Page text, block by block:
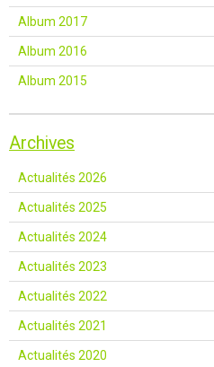
Album 2017
Album 2016
Album 2015
Archives
Actualités 2026
Actualités 2025
Actualités 2024
Actualités 2023
Actualités 2022
Actualités 2021
Actualités 2020